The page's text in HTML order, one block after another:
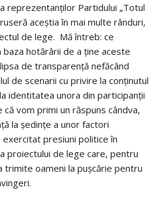
reprezentanţilor Partidului „Totul
aceştia în mai multe rânduri,
de lege. Mă întreb: ce
hotărârii de a ţine aceste
de transparenţă nefăcând
de scenarii cu privire la conţinutul
identitatea unora din participanţii
vom primi un răspuns cândva,
la şedinţe a unor factori
presiuni politice în
proiectului de lege care, pentru
trimite oameni la puşcărie pentru